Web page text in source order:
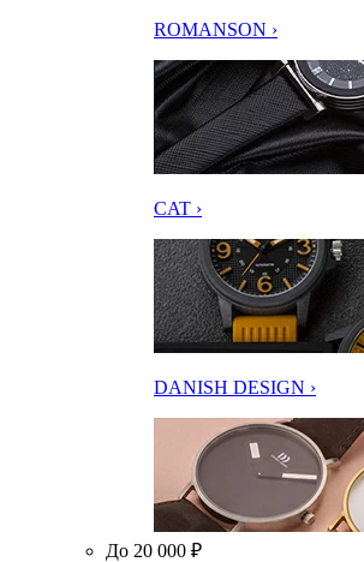
ROMANSON ›
CAT ›
DANISH DESIGN ›
До 20 000 ₽